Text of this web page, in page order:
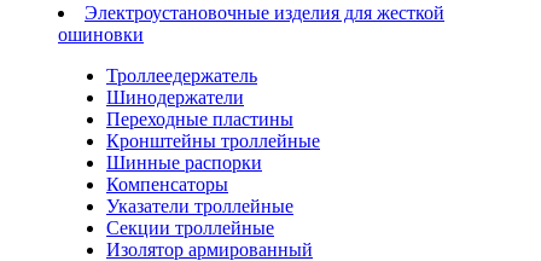
Электроустановочные изделия для жесткой
ошиновки
Троллеедержатель
Шинодержатели
Переходные пластины
Кронштейны троллейные
Шинные распорки
Компенсаторы
Указатели троллейные
Секции троллейные
Изолятор армированный